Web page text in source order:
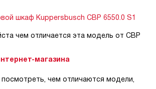
шкаф Kuppersbusch CBP 6550.0 S1
чем отличается эта модель от CВP
магазина
чем отличаются модели,